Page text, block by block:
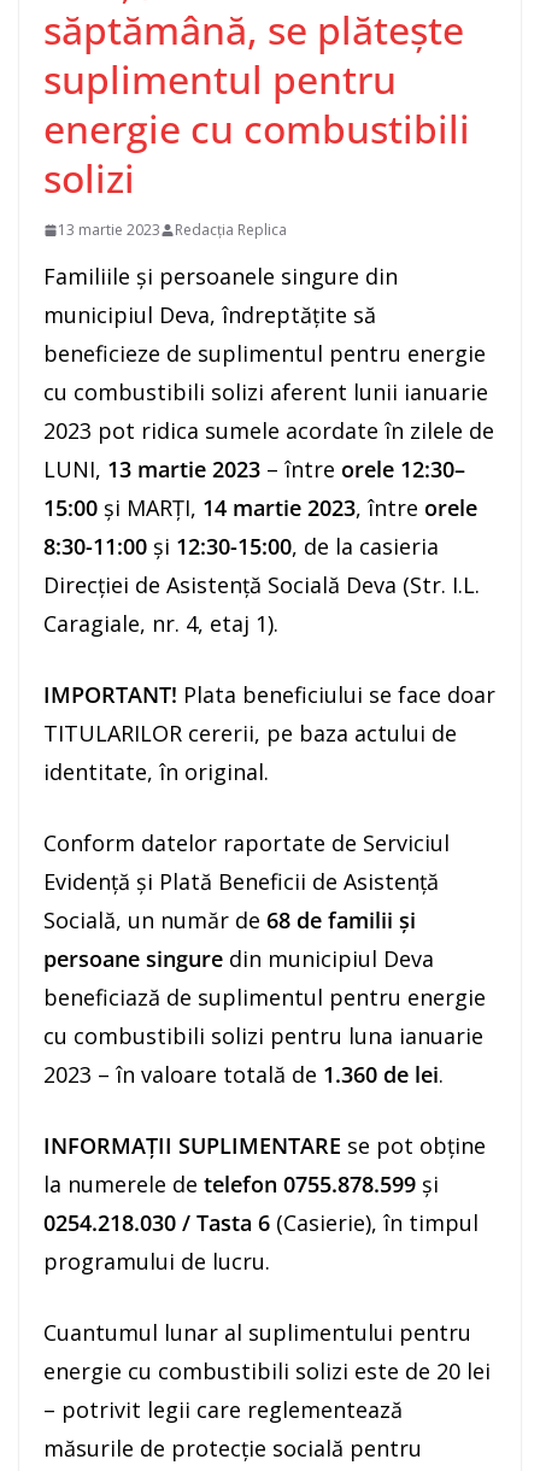
săptămână, se plătește
suplimentul pentru
energie cu combustibili
solizi
13 martie 2023 Redacția Replica
Familiile şi persoanele singure din
municipiul Deva, îndreptăţite să
beneficieze de suplimentul pentru energie
cu combustibili solizi aferent lunii ianuarie
2023 pot ridica sumele acordate în zilele de
LUNI, 13 martie 2023 – între orele 12:30–
15:00 și MARȚI, 14 martie 2023, între orele
8:30-11:00 și 12:30-15:00, de la casieria
Direcției de Asistență Socială Deva (Str. I.L.
Caragiale, nr. 4, etaj 1).
IMPORTANT! Plata beneficiului se face doar
TITULARILOR cererii, pe baza actului de
identitate, în original.
Conform datelor raportate de Serviciul
Evidență și Plată Beneficii de Asistență
Socială, un număr de 68 de familii și
persoane singure din municipiul Deva
beneficiază de suplimentul pentru energie
cu combustibili solizi pentru luna ianuarie
2023 – în valoare totală de 1.360 de lei.
INFORMAŢII SUPLIMENTARE se pot obţine
la numerele de telefon 0755.878.599 şi
0254.218.030 / Tasta 6 (Casierie), în timpul
programului de lucru.
Cuantumul lunar al suplimentului pentru
energie cu combustibili solizi este de 20 lei
– potrivit legii care reglementează
măsurile de protecție socială pentru